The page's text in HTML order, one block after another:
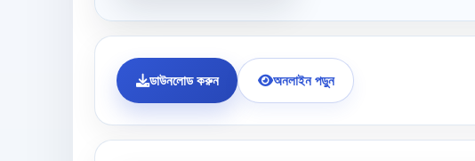
ডাউনলোড করুন অনলাইন পড়ুন